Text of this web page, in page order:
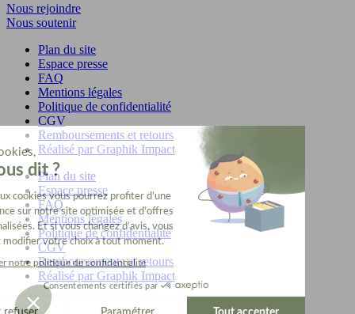
Nous rejoindre
Nous soutenir
Plan du site
Espace presse
FAQ
Mentions légales
Politique de confidentialité
CGV
Remboursements et retours
Réalisé par Graphik Impact
Plan du site
Espace presse
FAQ
Mentions légales
Politique de confidentialité
CGV
Remboursements et retours
Réalisé par Graphik Impact